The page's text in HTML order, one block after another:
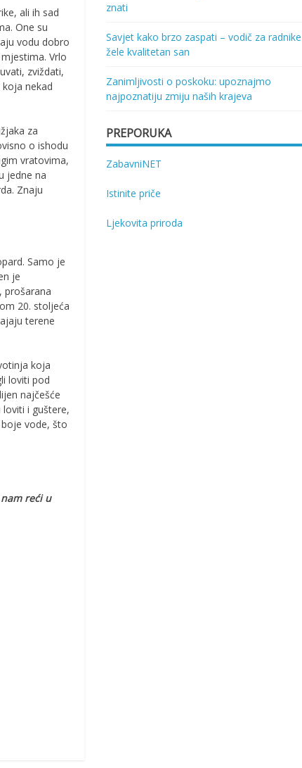
ali ih sad
One su
vodu dobro
Vrlo
zviždati,
nekad
za
o ishodu
vratovima,
jedne na
Znaju
Samo je
je
prošarana
20. stoljeća
terene
koja
loviti pod
najčešće
i guštere,
vode, što
reći u
znati
Savjet kako brzo zaspati – vodič za
žele kvalitetan san
Zanimljivosti o poskoku: upoznajmo
najpoznatiju zmiju naših krajeva
PREPORUKA
ZabavniNET
Istinite priče
Ljekovita priroda